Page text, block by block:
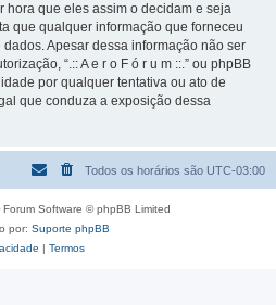
hora que eles assim o decidam e seja
que qualquer informação que forneceu
Apesar dessa informação não ser
“.:: A e r o F ó r u m ::.” ou phpBB
por qualquer tentativa ou ato de
que conduza a exposição dessa
Todos os horários são UTC-03:00
Forum Software © phpBB Limited
por: Suporte phpBB
| Termos